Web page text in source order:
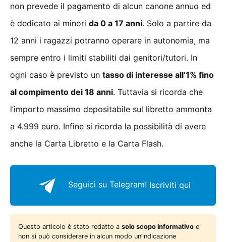
non prevede il pagamento di alcun canone annuo ed
è dedicato ai minori da 0 a 17 anni. Solo a partire da
12 anni i ragazzi potranno operare in autonomia, ma
sempre entro i limiti stabiliti dai genitori/tutori. In
ogni caso è previsto un tasso di interesse all’1% fino
al compimento dei 18 anni. Tuttavia si ricorda che
l’importo massimo depositabile sul libretto ammonta
a 4.999 euro. Infine si ricorda la possibilità di avere
anche la Carta Libretto e la Carta Flash.
Seguici su Telegram! Iscriviti qui
Questo articolo è stato redatto a solo scopo informativo e
non si può considerare in alcun modo un’indicazione